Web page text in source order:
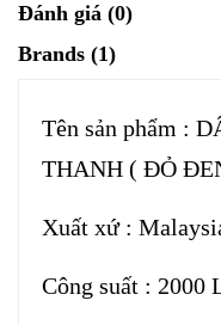
Đánh giá (0)
Brands (1)
Tên sản phẩm :
THANH ( ĐỎ
Xuất xứ :
Công suất : 2000